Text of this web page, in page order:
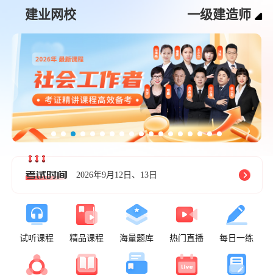
建业网校 一级建造师
2026年9月12日、13日
试听课程 精品课程 海量题库 热门直播 每日一练